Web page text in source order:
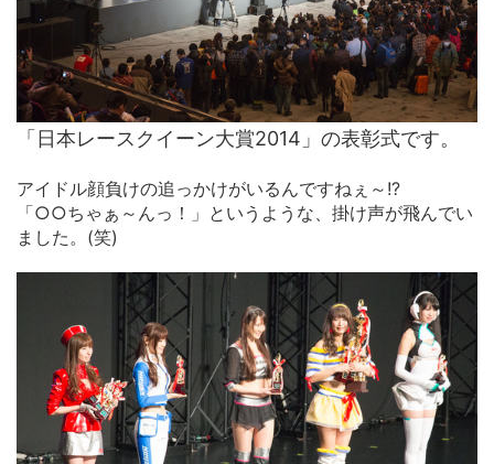
「日本レースクイーン大賞2014」の表彰式です。
アイドル顔負けの追っかけがいるんですねぇ～!?
「○○ちゃぁ～んっ！」というような、掛け声が飛んでい
ました。(笑)